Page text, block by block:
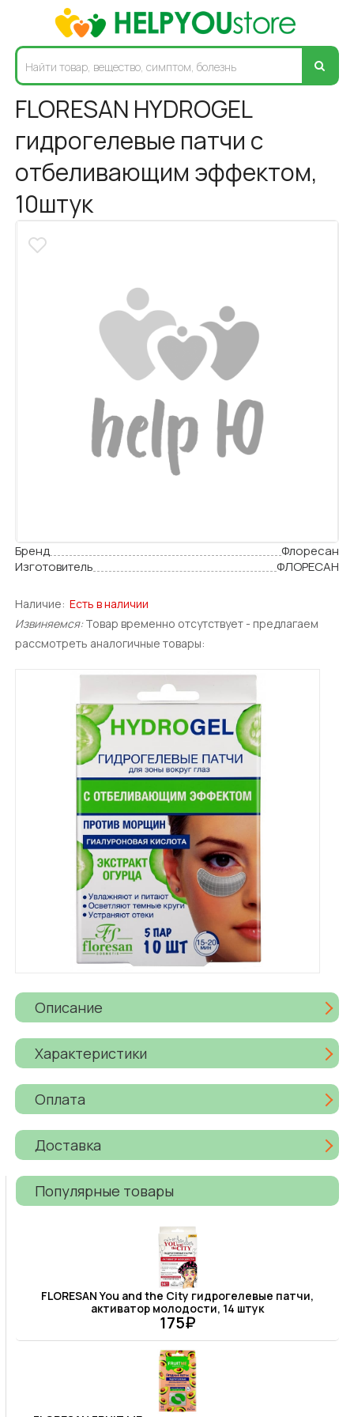
FLORESAN HYDROGEL
гидрогелевые патчи с
отбеливающим эффектом,
10штук
Бренд
Флоресан
Изготовитель
ФЛОРЕСАН
Наличие: Есть в наличии
Извиняемся: Товар временно отсутствует - предлагаем
рассмотреть аналогичные товары:
Описание
Характеристики
Оплата
Доставка
Популярные товары
FLORESAN You and the Сity гидрогелевые патчи,
активатор молодости, 14 штук
175₽